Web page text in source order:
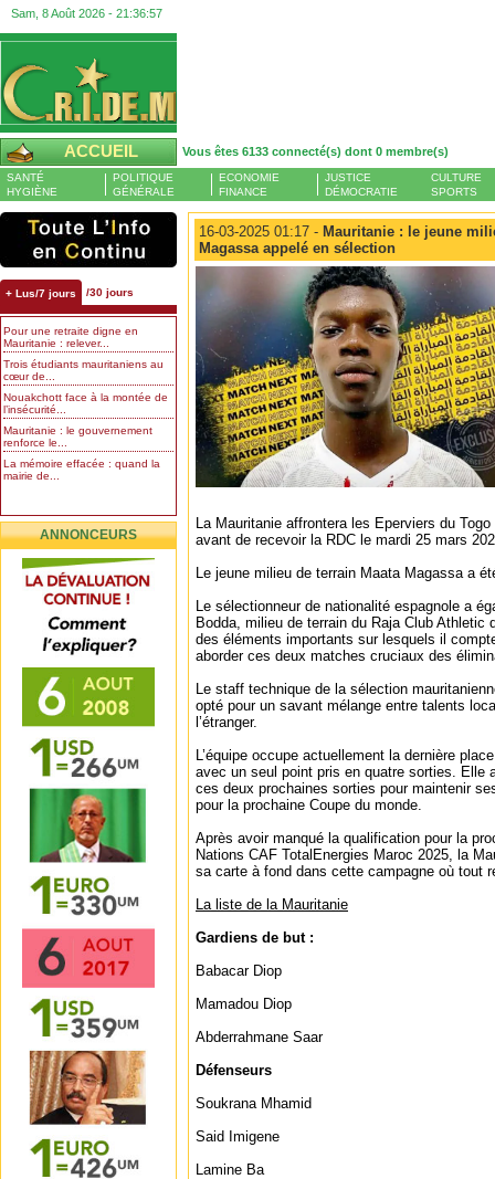
Sam, 8 Août 2026 - 21:36:57
ACCUEIL Vous êtes 6133 connecté(s) dont 0 membre(s)
SANTÉ
HYGIÈNE
POLITIQUE
GÉNÉRALE
ECONOMIE
FINANCE
JUSTICE
DÉMOCRATIE
CULTURE
SPORTS
+ Lus/7 jours /30 jours
Pour une retraite digne en
Mauritanie : relever...
Trois étudiants mauritaniens au
cœur de...
Nouakchott face à la montée de
l’insécurité...
Mauritanie : le gouvernement
renforce le...
La mémoire effacée : quand la
mairie de...
ANNONCEURS
16-03-2025 01:17 - Mauritanie : le jeune
Magassa appelé en sélection
La Mauritanie affrontera les Eperviers du
avant de recevoir la RDC le mardi 25 mars
Le jeune milieu de terrain Maata Magassa a
Le sélectionneur de nationalité espagnole a
Bodda, milieu de terrain du Raja Club Athletic
des éléments importants sur lesquels il
aborder ces deux matches cruciaux des
Le staff technique de la sélection
opté pour un savant mélange entre talents
l’étranger.
L’équipe occupe actuellement la dernière
avec un seul point pris en quatre sorties. Elle
ces deux prochaines sorties pour maintenir
pour la prochaine Coupe du monde.
Après avoir manqué la qualification pour la
Nations CAF TotalEnergies Maroc 2025, la
sa carte à fond dans cette campagne où tout
La liste de la Mauritanie
Gardiens de but :
Babacar Diop
Mamadou Diop
Abderrahmane Saar
Défenseurs
Soukrana Mhamid
Said Imigene
Lamine Ba